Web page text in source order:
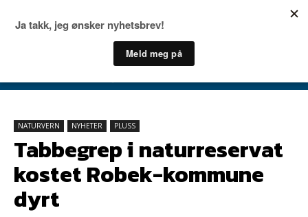
NATURVERN NYHETER PLUSS
Tabbegrep i naturreservat
kostet Robek-kommune
dyrt